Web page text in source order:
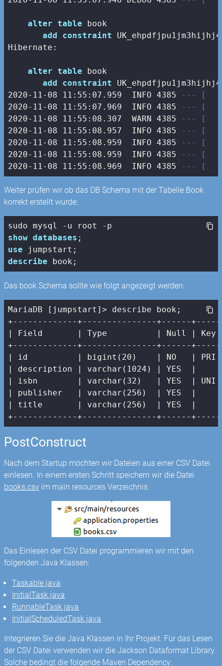
alter table book
add
constraint
Hibernate:
alter table book
add
constraint
2020-11 -08 11 : 55 : 07.959
  INFO
4385
--- [
2020-11 -08 11 : 55 : 07.969
  INFO
4385
--- [
2020-11 -08 11 : 55 : 08.307
  WARN
4385
--- [
2020-11 -08 11 : 55 : 08.957
  INFO
4385
--- [
2020-11 -08 11 : 55 : 08.959
  INFO
4385
--- [
2020-11 -08 11 : 55 : 08.959
  INFO
4385
--- [
2020-11 -08 11 : 55 : 08.969
  INFO
4385 --- [
Weiter prüfen wir ob das DB Schema mit der Tabelle Book
korrekt erstellt wurde:
show databases
use
describe book;
Das book Schema sollte wie folgt angezeigt werden:
MariaDB [jumpstart]> describe book;
| Field       | Type | Null | Key
+-------------+---------------+------
|
id | bigint(20)    | NO
| PRI
| description |
varchar( 1024 ) | YES  |
|
isbn | varchar(32)   | YES
| UNI
| publisher   |
varchar( 256 ) | YES  |
|
title | varchar(256)  | YES
|
+-------------+---------------+------
PostConstruct
Nach dem Startup möchten wir Dateien aus einer CSV Datei
einlesen. In einem ersten Schritt speichern wir die Datei
books.csv im main resources Verzeichnis:
Das Einlesen der CSV Datei programmieren wir mit den
folgenden Java Klassen:
Taskable.java
InitialTask.java
RunnableTask.java
InitialScheduledTask.java
Integrieren Sie die Java Klassen in Ihr Projekt. Für das Lesen
der CSV Datei verwenden wir die Jackson Dataformat Library.
Solche bedingt die folgende Maven Dependency: